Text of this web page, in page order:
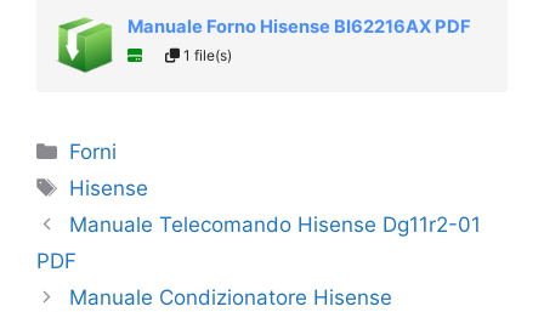
Manuale Forno Hisense BI62216AX PDF
1 file(s)
Categorie
Forni
Tag
Hisense
Manuale Telecomando Hisense Dg11r2-01
PDF
Manuale Condizionatore Hisense